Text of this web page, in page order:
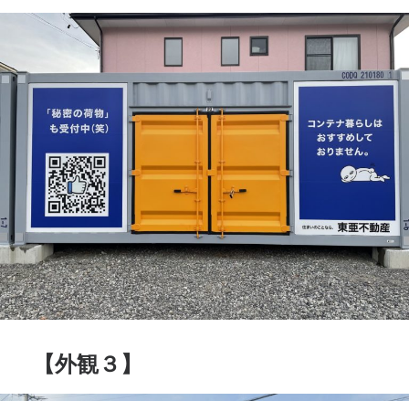
【外観３】